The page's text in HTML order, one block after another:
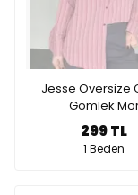
Jesse Oversize
Gömlek
299 TL
1 Beden